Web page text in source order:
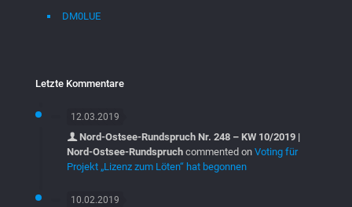
DM0LUE
Letzte Kommentare
12.03.2019
Nord-Ostsee-Rundspruch Nr. 248 – KW 10/2019 |
Nord-Ostsee-Rundspruch commented on Voting für
Projekt „Lizenz zum Löten“ hat begonnen
10.02.2019